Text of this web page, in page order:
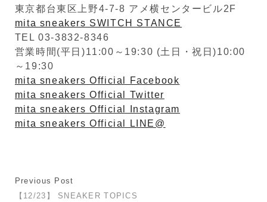
東京都台東区上野4-7-8 アメ横センタービル2F
mita sneakers SWITCH STANCE
TEL 03-3832-8346
営業時間(平日)11:00～19:30 (土日・祝日)10:00
～19:30
mita sneakers Official Facebook
mita sneakers Official Twitter
mita sneakers Official Instagram
mita sneakers Official LINE@
Previous Post
【12/23】 SNEAKER TOPICS